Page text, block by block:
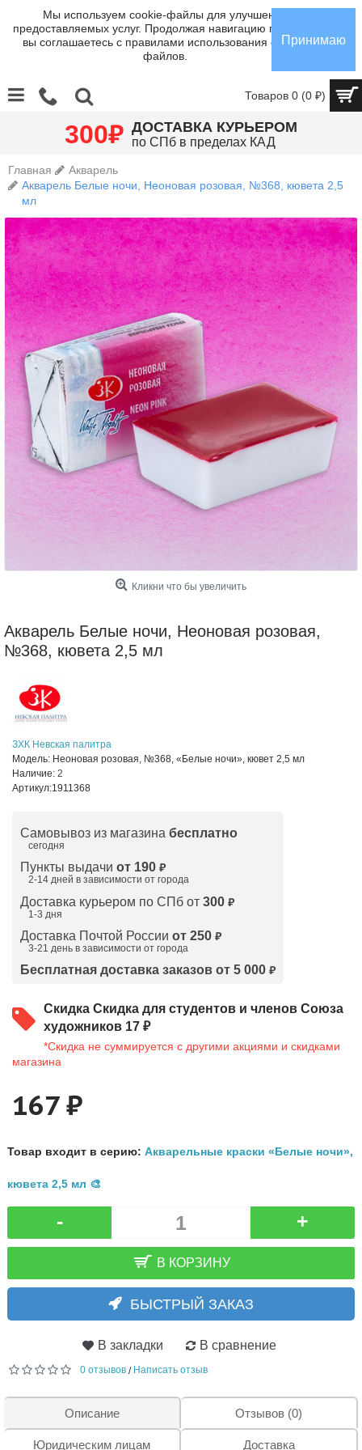
Мы используем cookie-файлы для улучшения
предоставляемых услуг. Продолжая навигацию по сайту,
вы соглашаетесь с правилами использования cookie-
файлов.
Принимаю
Товаров 0 (0 ₽)
300₽ ДОСТАВКА КУРЬЕРОМ
по СПб в пределах КАД
Главная
Акварель
Акварель Белые ночи, Неоновая розовая, №368, кювета 2,5
мл
Кликни что бы увеличить
Акварель Белые ночи, Неоновая розовая,
№368, кювета 2,5 мл
ЗХК Невская палитра
Модель: Неоновая розовая, №368, «Белые ночи», кювет 2,5 мл
Наличие: 2
Артикул:1911368
Самовывоз из магазина бесплатно
сегодня
Пункты выдачи от 190 ₽
2-14 дней в зависимости от города
Доставка курьером по СПб от 300 ₽
1-3 дня
Доставка Почтой России от 250 ₽
3-21 день в зависимости от города
Бесплатная доставка заказов от 5 000 ₽
Скидка Скидка для студентов и членов Союза
художников 17 ₽
*Скидка не суммируется с другими акциями и скидками
магазина
167 ₽
Товар входит в серию: Акварельные краски «Белые ночи»,
кювета 2,5 мл 🎨
- +
В КОРЗИНУ
БЫСТРЫЙ ЗАКАЗ
В закладки В сравнение
0 отзывов / Написать отзыв
Описание Отзывов (0)
Юридическим лицам Доставка